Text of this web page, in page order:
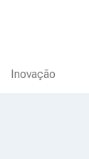
Inovação